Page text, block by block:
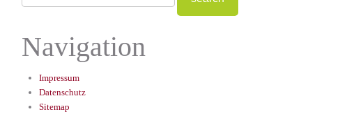
Navigation
Impressum
Datenschutz
Sitemap